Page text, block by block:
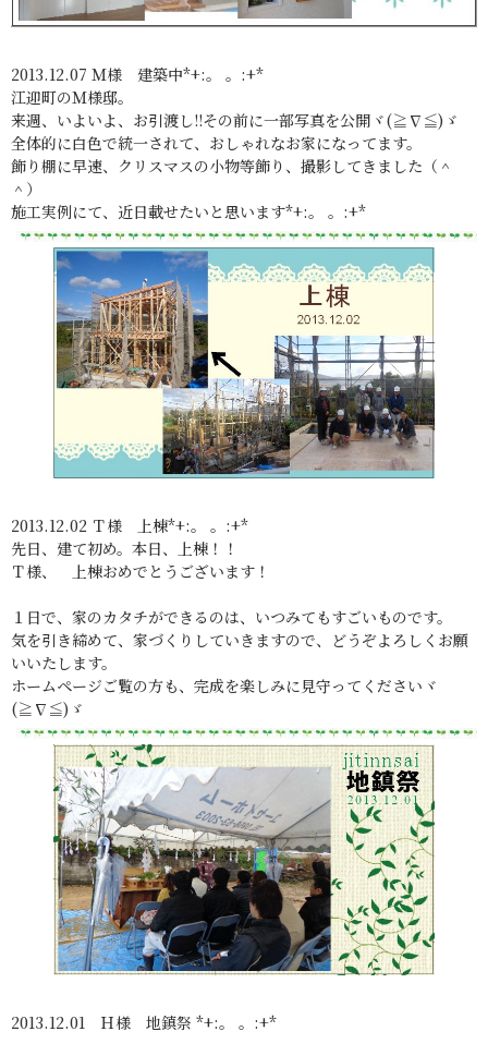
2013.12.07 Ｍ様 建築中*+:。 。:+*
江迎町のＭ様邸。
来週、いよいよ、お引渡し!!その前に一部写真を公開ヾ(≧∇≦)ゞ
全体的に白色で統一されて、おしゃれなお家になってます。
飾り棚に早速、クリスマスの小物等飾り、撮影してきました（＾
＾）
施工実例にて、近日載せたいと思います*+:。 。:+*
2013.12.02 Ｔ様 上棟*+:。 。:+*
先日、建て初め。本日、上棟！！
Ｔ様、 上棟おめでとうございます！
１日で、家のカタチができるのは、いつみてもすごいものです。
気を引き締めて、家づくりしていきますので、どうぞよろしくお願
いいたします。
ホームページご覧の方も、完成を楽しみに見守ってくださいヾ
(≧∇≦)ゞ
2013.12.01 Ｈ様 地鎮祭 *+:。 。:+*